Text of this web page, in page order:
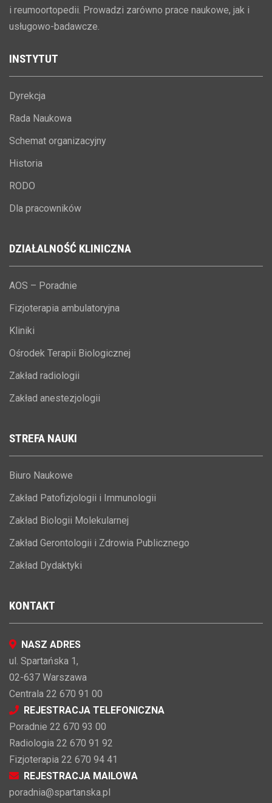
i reumoortopedii. Prowadzi zarówno prace naukowe, jak i
usługowo-badawcze.
INSTYTUT
Dyrekcja
Rada Naukowa
Schemat organizacyjny
Historia
RODO
Dla pracowników
DZIAŁALNOŚĆ KLINICZNA
AOS – Poradnie
Fizjoterapia ambulatoryjna
Kliniki
Ośrodek Terapii Biologicznej
Zakład radiologii
Zakład anestezjologii
STREFA NAUKI
Biuro Naukowe
Zakład Patofizjologii i Immunologii
Zakład Biologii Molekularnej
Zakład Gerontologii i Zdrowia Publicznego
Zakład Dydaktyki
KONTAKT
NASZ ADRES
ul. Spartańska 1,
02-637 Warszawa
Centrala 22 670 91 00
REJESTRACJA TELEFONICZNA
Poradnie 22 670 93 00
Radiologia 22 670 91 92
Fizjoterapia 22 670 94 41
REJESTRACJA MAILOWA
poradnia@spartanska.pl